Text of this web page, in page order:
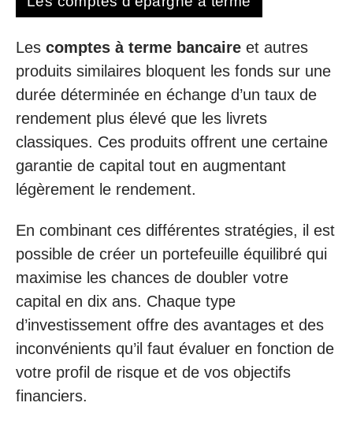
Les comptes à terme bancaire et autres
produits similaires bloquent les fonds sur une
durée déterminée en échange d’un taux de
rendement plus élevé que les livrets
classiques. Ces produits offrent une certaine
garantie de capital tout en augmentant
légèrement le rendement.
En combinant ces différentes stratégies, il est
possible de créer un portefeuille équilibré qui
maximise les chances de doubler votre
capital en dix ans. Chaque type
d’investissement offre des avantages et des
inconvénients qu’il faut évaluer en fonction de
votre profil de risque et de vos objectifs
financiers.